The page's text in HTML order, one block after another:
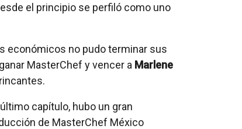
el principio se perfiló como uno
económicos no pudo terminar sus
MasterChef y vencer a Marlene
capítulo, hubo un gran
de MasterChef México